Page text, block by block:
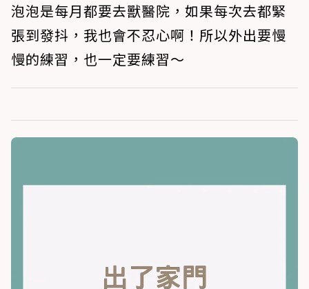
泡泡是每月都要去獸醫院，如果每次去都緊
張到發抖，我也會不忍心啊！所以外出要慢
慢的練習，也一定要練習～